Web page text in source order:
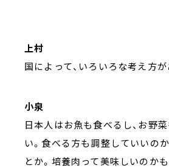
上村
国によって、いろいろな考え方が
小泉
日本人はお魚も食べるし、お野
い。食べる方も調整していいの
とか。培養肉って美味しいのか